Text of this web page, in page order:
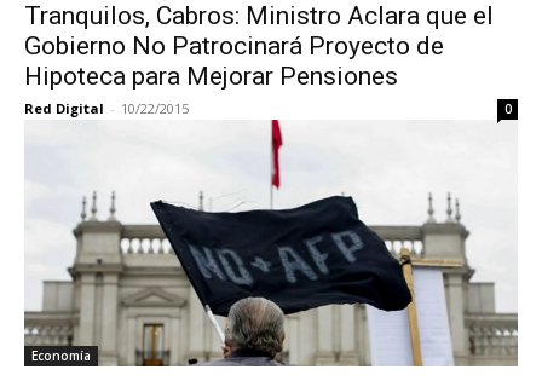
Tranquilos, Cabros: Ministro Aclara que el
Gobierno No Patrocinará Proyecto de
Hipoteca para Mejorar Pensiones
Red Digital - 10/22/2015 0
Economía